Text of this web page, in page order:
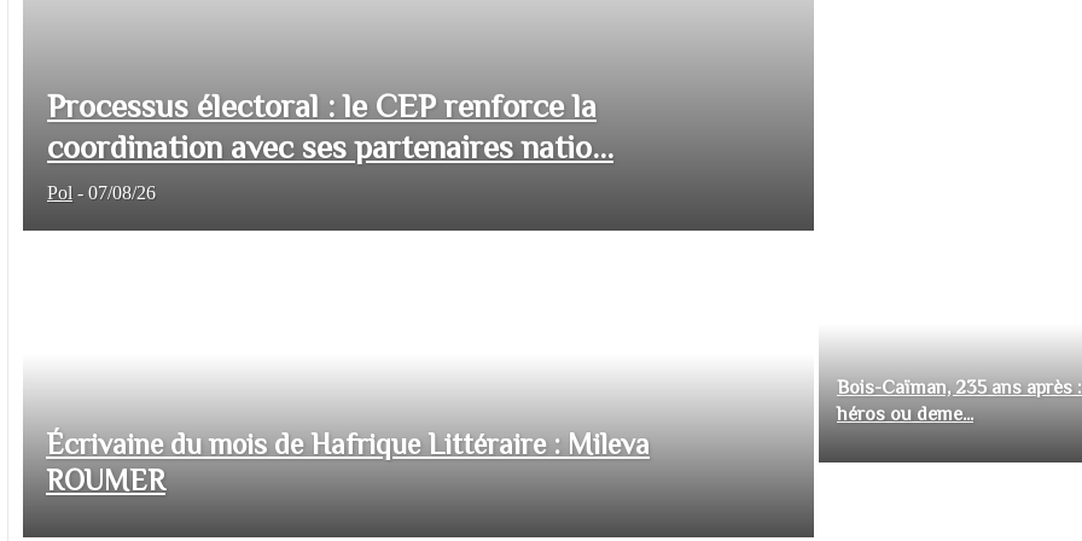
Processus électoral : le CEP renforce la
coordination avec ses partenaires natio...
Pol - 07/08/26
Écrivaine du mois de Hafrique Littéraire : Mileva
ROUMER
Bois-Caïman, 235 ans après
héros ou deme...